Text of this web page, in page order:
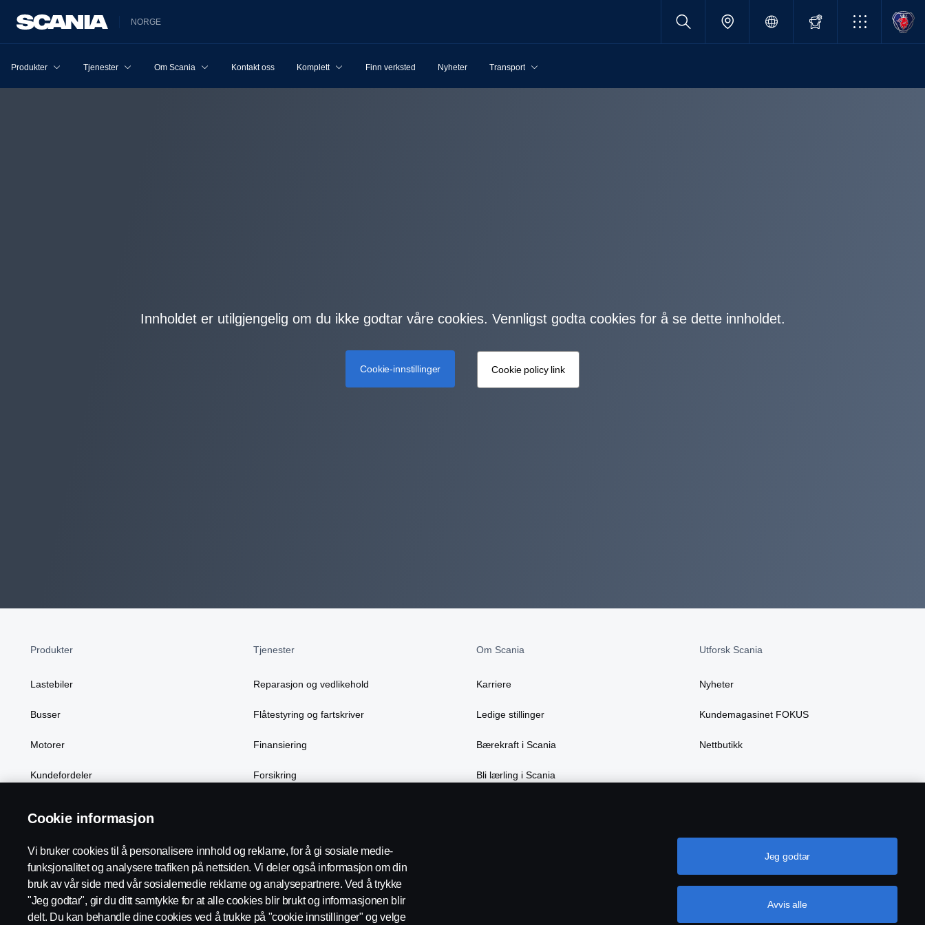
NORGE
Produkter Tjenester Om Scania Kontakt oss Komplett Finn verksted Nyheter Transport
Innholdet er utilgjengelig om du ikke godtar våre cookies. Vennligst godta cookies for å se dette innholdet.
Cookie-innstillinger Cookie policy link
Produkter
Lastebiler
Busser
Motorer
Kundefordeler
Tjenester
Reparasjon og vedlikehold
Flåtestyring og fartskriver
Finansiering
Forsikring
Om Scania
Karriere
Ledige stillinger
Bærekraft i Scania
Bli lærling i Scania
Utforsk Scania
Nyheter
Kundemagasinet FOKUS
Nettbutikk
Scania in Your Region:
Juridisk merknad Personvernerklæring Cookies Kontakt oss Varsling Åpenhetsloven Cookie-innstillinger
Cookie informasjon
Vi bruker cookies til å personalisere innhold og reklame, for å gi sosiale medie-
funksjonalitet og analysere trafiken på nettsiden. Vi deler også informasjon om din
bruk av vår side med vår sosialemedie reklame og analysepartnere. Ved å trykke
"Jeg godtar", gir du ditt samtykke for at alle cookies blir brukt og informasjonen blir
delt. Du kan behandle dine cookies ved å trukke på "cookie innstillinger" og velge
Avvis alle
Jeg godtar